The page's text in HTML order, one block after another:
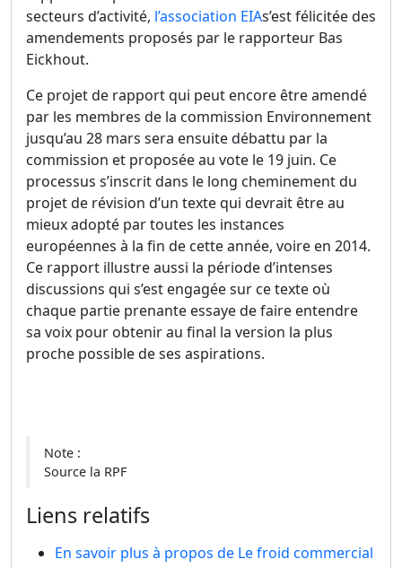
secteurs d’activité, l’association EIAs’est félicitée des
amendements proposés par le rapporteur Bas
Eickhout.
Ce projet de rapport qui peut encore être amendé
par les membres de la commission Environnement
jusqu’au 28 mars sera ensuite débattu par la
commission et proposée au vote le 19 juin. Ce
processus s’inscrit dans le long cheminement du
projet de révision d’un texte qui devrait être au
mieux adopté par toutes les instances
européennes à la fin de cette année, voire en 2014.
Ce rapport illustre aussi la période d’intenses
discussions qui s’est engagée sur ce texte où
chaque partie prenante essaye de faire entendre
sa voix pour obtenir au final la version la plus
proche possible de ses aspirations.
Note :
Source la RPF
Liens relatifs
En savoir plus à propos de Le froid commercial